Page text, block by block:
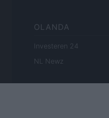
OLANDA
Investeren 24
NL Newz